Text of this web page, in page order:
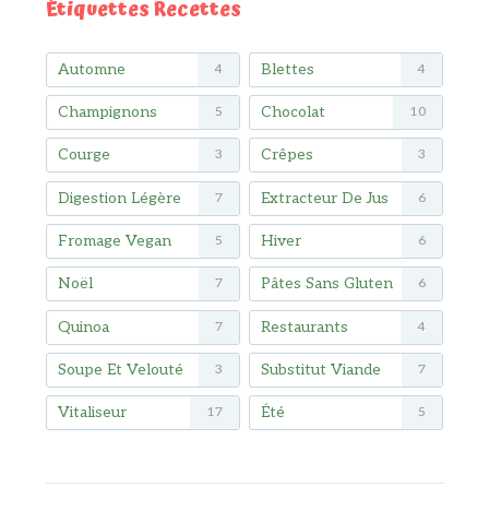
Étiquettes Recettes
Automne 4 Blettes 4
Champignons 5 Chocolat 10
Courge 3 Crêpes 3
Digestion Légère 7 Extracteur De Jus 6
Fromage Vegan 5 Hiver 6
Noël 7 Pâtes Sans Gluten 6
Quinoa 7 Restaurants 4
Soupe Et Velouté 3 Substitut Viande 7
Vitaliseur 17 Été 5